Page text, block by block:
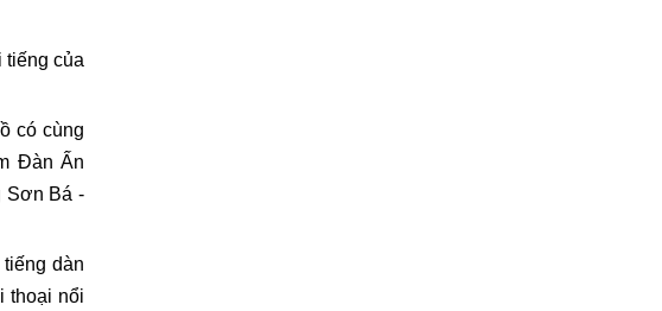
tiếng của
có cùng
Đàn Ấn
Sơn Bá -
dàn
thoại nổi